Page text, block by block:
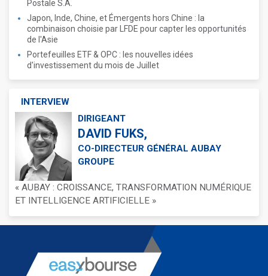
Postale S.A.
Japon, Inde, Chine, et Émergents hors Chine : la
combinaison choisie par LFDE pour capter les opportunités
de l'Asie
Portefeuilles ETF & OPC : les nouvelles idées
d'investissement du mois de Juillet
INTERVIEW
DIRIGEANT
DAVID FUKS,
CO-DIRECTEUR GÉNÉRAL AUBAY
GROUPE
« AUBAY : CROISSANCE, TRANSFORMATION NUMÉRIQUE
ET INTELLIGENCE ARTIFICIELLE »